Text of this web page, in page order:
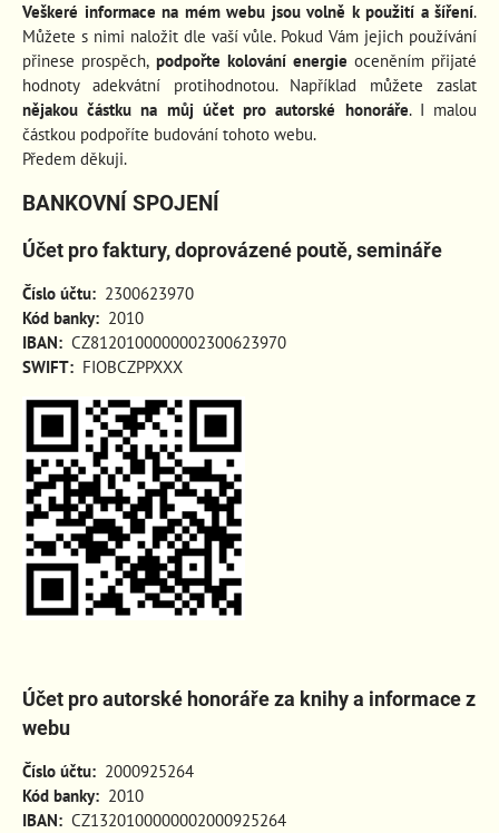
Veškeré informace na mém webu jsou volně k použití a šíření.
Můžete s nimi naložit dle vaší vůle. Pokud Vám jejich používání
přinese prospěch, podpořte kolování energie oceněním přijaté
hodnoty adekvátní protihodnotou. Například můžete zaslat
nějakou částku na můj účet pro autorské honoráře. I malou
částkou podpoříte budování tohoto webu.
Předem děkuji.
BANKOVNÍ SPOJENÍ
Účet pro faktury, doprovázené poutě, semináře
Číslo účtu: 2300623970
Kód banky: 2010
IBAN: CZ8120100000002300623970
SWIFT: FIOBCZPPXXX
Účet pro autorské honoráře za knihy a informace z
webu
Číslo účtu: 2000925264
Kód banky: 2010
IBAN: CZ1320100000002000925264